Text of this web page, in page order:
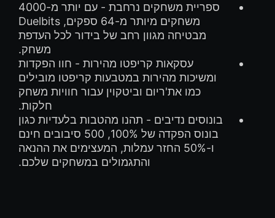
ספריית משחקים נרחבת - עם יותר מ-4000
משחקים מיותר מ-64 ספקים, Duelbits
מבטיחה מגוון רחב של בידור לכל העדפת
משחק.
עסקאות קריפטו מהירות - חוו הפקדות
ומשיכות מהירות במטבעות קריפטו מובילים
כמו את'ריום וביטקוין עבור חוויות משחק
חלקות.
בונוסים נדיבים - תהנו מהטבות בלעדיות כגון
בונוס הפקדה של 100%, 500 סיבובים חינם
ו-50% החזר עמלות, המעצימים את ההנאה
והתגמולים במשחקים שלכם.